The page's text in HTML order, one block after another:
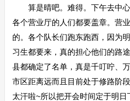
算是晴吧。难得。下午去中心
各个营业厅的人们都要盖章。营
的。各个队长们跑东跑西，因为
习生都要来，真的担心他们的路
县都确定了名单，真是千叮咛、
市区距离远而且目前处于修路阶
太汗啦~所以把开会时间定于明日